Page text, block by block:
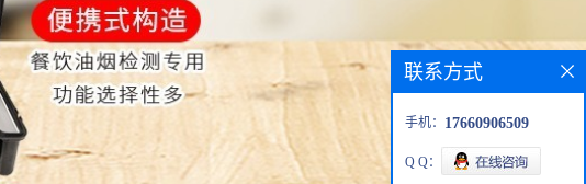
联系方式
手机： 17660906509
Q Q：